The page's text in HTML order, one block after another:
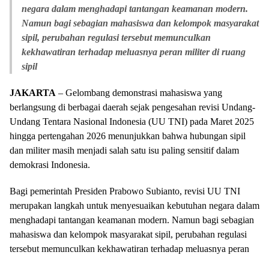
negara dalam menghadapi tantangan keamanan modern.
Namun bagi sebagian mahasiswa dan kelompok masyarakat
sipil, perubahan regulasi tersebut memunculkan
kekhawatiran terhadap meluasnya peran militer di ruang
sipil
JAKARTA – Gelombang demonstrasi mahasiswa yang
berlangsung di berbagai daerah sejak pengesahan revisi Undang-
Undang Tentara Nasional Indonesia (UU TNI) pada Maret 2025
hingga pertengahan 2026 menunjukkan bahwa hubungan sipil
dan militer masih menjadi salah satu isu paling sensitif dalam
demokrasi Indonesia.
Bagi pemerintah Presiden Prabowo Subianto, revisi UU TNI
merupakan langkah untuk menyesuaikan kebutuhan negara dalam
menghadapi tantangan keamanan modern. Namun bagi sebagian
mahasiswa dan kelompok masyarakat sipil, perubahan regulasi
tersebut memunculkan kekhawatiran terhadap meluasnya peran